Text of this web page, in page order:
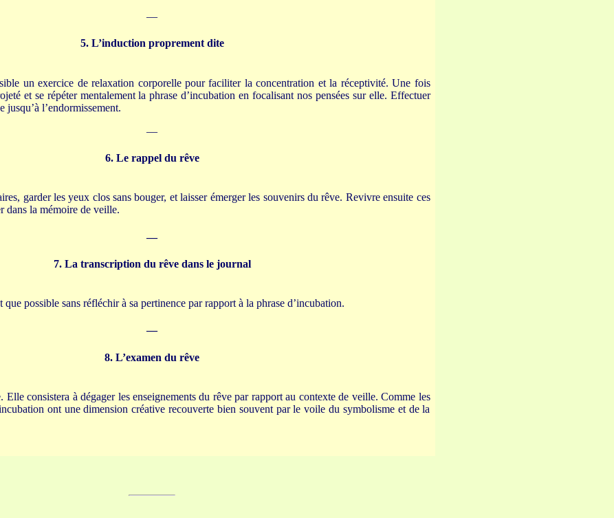
—
5. L’induction proprement dite
un exercice de relaxation corporelle pour faciliter la concentration et la réceptivité. Une fois
et se répéter mentalement la phrase d’incubation en focalisant nos pensées sur elle. Effectuer
l’endormissement.
—
6. Le rappel du rêve
garder les yeux clos sans bouger, et laisser émerger les souvenirs du rêve. Revivre ensuite ces
dans la mémoire de veille.
—
7. La transcription du rêve dans le journal
possible sans réfléchir à sa pertinence par rapport à la phrase d’incubation.
—
8. L’examen du rêve
Elle consistera à dégager les enseignements du rêve par rapport au contexte de veille. Comme les
ont une dimension créative recouverte bien souvent par le voile du symbolisme et de la